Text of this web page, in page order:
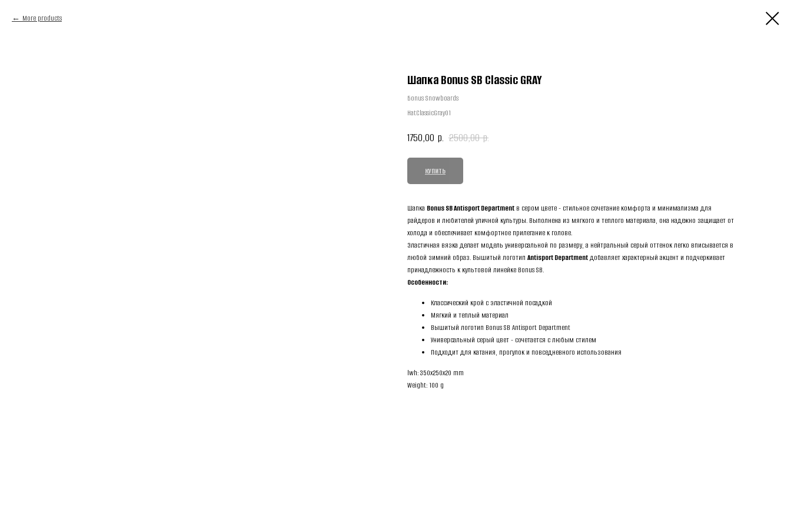
More products
Шапка Bonus SB Classic GRAY
Бonus Snowboards
HatClassicGray01
1750,00 р. 2500,00 р.
КУПИТЬ
Шапка Bonus SB Antisport Department в сером цвете - стильное сочетание комфорта и минимализма для
райдеров и любителей уличной культуры. Выполнена из мягкого и теплого материала, она надежно защищает от
холода и обеспечивает комфортное прилегание к голове.
Эластичная вязка делает модель универсальной по размеру, а нейтральный серый оттенок легко вписывается в
любой зимний образ. Вышитый логотип Antisport Departmentдобавляет характерный акцент и подчеркивает
принадлежность к культовой линейке Bonus SB.
Особенности:
Классический крой с эластичной посадкой
Мягкий и теплый материал
Вышитый логотип Bonus SB Antisport Department
Универсальный серый цвет - сочетается с любым стилем
Подходит для катания, прогулок и повседневного использования
lwh: 350x250x20 mm
Weight: 100 g